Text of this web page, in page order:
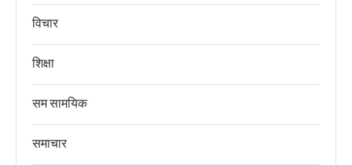
विचार
शिक्षा
सम सामयिक
समाचार